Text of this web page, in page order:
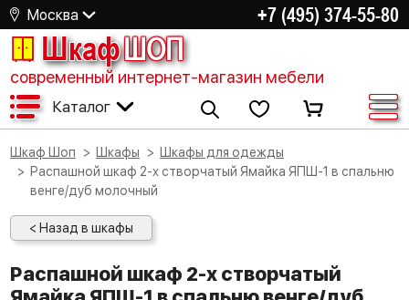
Москва +7 (495) 374-55-80
ШкафШОП
современный интернет-магазин мебели
Каталог
Шкаф Шоп Шкафы
Шкафы для одежды
Распашной шкаф 2-х створчатый Ямайка ЯПШ-1 в спальню
венге/дуб молочный
< Назад в шкафы
Распашной шкаф 2-х створчатый